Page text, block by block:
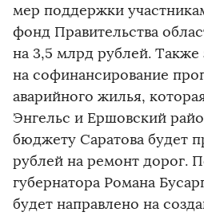
мер поддержки
фонд Правительства
на 3,5 млрд рублей. Также
на софинансирование
аварийного жилья,
Энгельс и Ершовский
бюджету Саратова будет
рублей на ремонт дорог.
губернатора Романа
будет направлено на